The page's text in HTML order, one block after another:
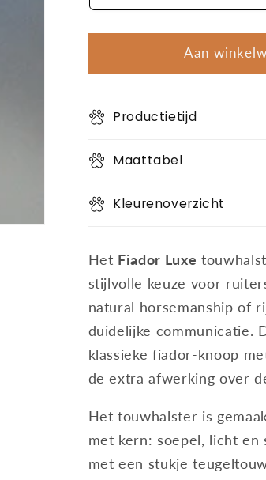
Aan
Productietijd
Maattabel
Kleurenoverzicht
Het Fiador Luxe
stijlvolle keuze voor
natural horsemanship of
duidelijke communicatie.
klassieke fiador-knoop
de extra afwerking over
Het touwhalster is
met kern: soepel, licht
met een stukje